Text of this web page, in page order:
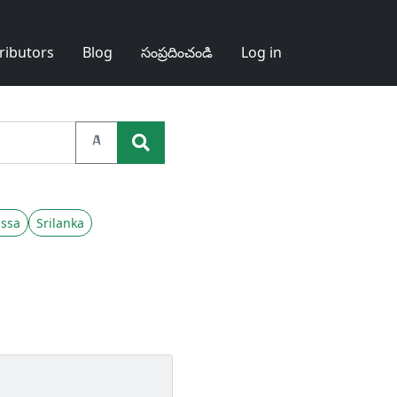
Blog సంప్రదించండి Log in
A
Srilanka